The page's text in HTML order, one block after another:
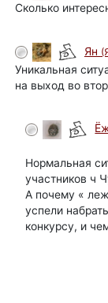
Сколько
Ян
Уникальная
на выход во
Нормальная
участников ч
А почему «
успели
конкурсу, и